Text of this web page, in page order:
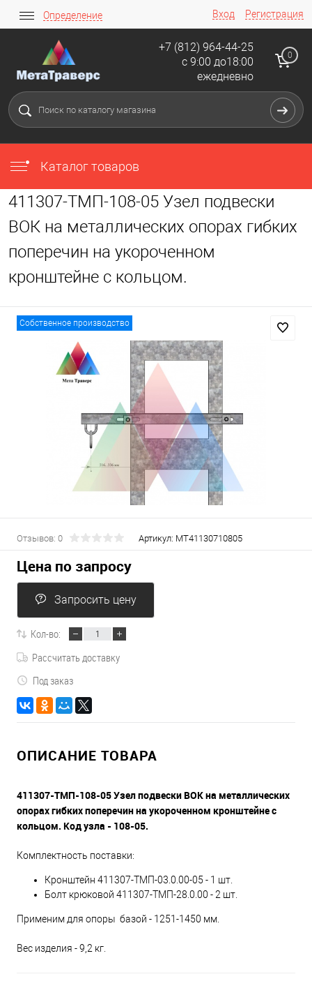
Вход Регистрация
Определение
+7 (812) 964-44-25
с 9:00 до18:00
ежедневно
0
Каталог товаров
411307-ТМП-108-05 Узел подвески
ВОК на металлических опорах гибких
поперечин на укороченном
кронштейне с кольцом.
Собственное производство
Отзывов: 0 Артикул: МТ41130710805
Цена по запросу
Запросить цену
Кол-во:
Рассчитать доставку
Под заказ
ОПИСАНИЕ ТОВАРА
411307-ТМП-108-05 Узел подвески ВОК на металлических
опорах гибких поперечин на укороченном кронштейне с
кольцом. Код узла - 108-05.
Комплектность поставки:
Кронштейн 411307-ТМП-03.0.00-05 - 1 шт.
Болт крюковой 411307-ТМП-28.0.00 - 2 шт.
Применим для опоры базой - 1251-1450 мм.
Вес изделия - 9,2 кг.